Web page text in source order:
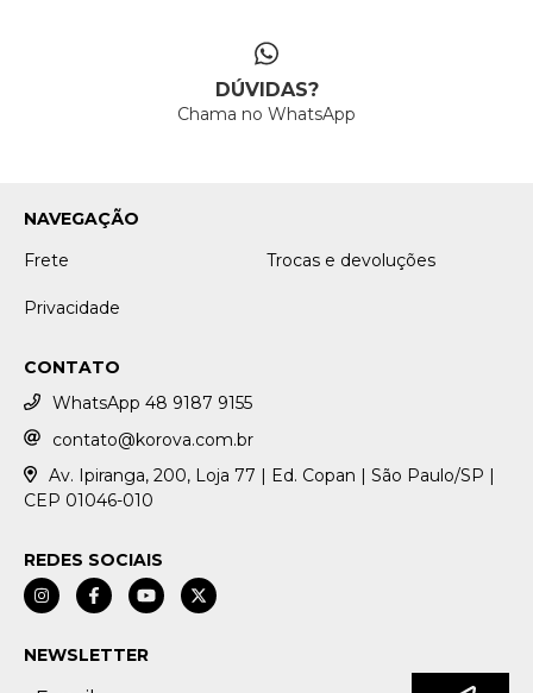
DÚVIDAS?
Chama no WhatsApp
NAVEGAÇÃO
Frete
Trocas e devoluções
Privacidade
CONTATO
WhatsApp 48 9187 9155
contato@korova.com.br
Av. Ipiranga, 200, Loja 77 | Ed. Copan | São Paulo/SP |
CEP 01046-010
REDES SOCIAIS
NEWSLETTER